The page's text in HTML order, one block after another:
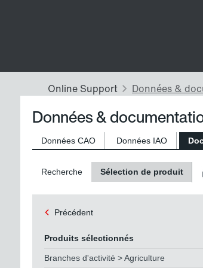
Données &
Données CAO Données IAO
Recherche Sélection de produit
Précédent
Produits sélectionnés
Branches d'activité > Agriculture